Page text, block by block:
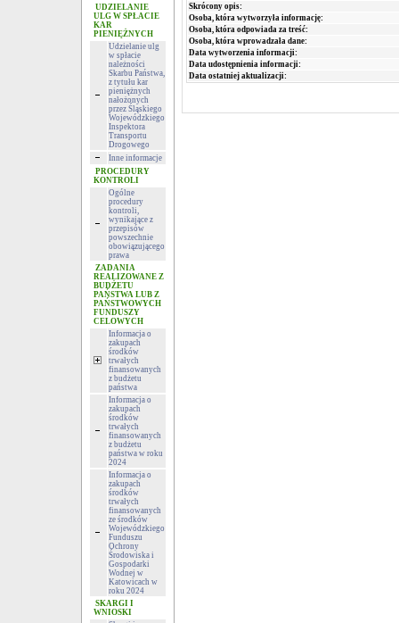
UDZIELANIE
ULG W SPŁACIE
KAR
PIENIĘŻNYCH
Udzielanie ulg
w spłacie
należności
Skarbu Państwa,
z tytułu kar
pieniężnych
nałożonych
przez Śląskiego
Wojewódzkiego
Inspektora
Transportu
Drogowego
Inne informacje
PROCEDURY
KONTROLI
Ogólne
procedury
kontroli,
wynikające z
przepisów
powszechnie
obowiązującego
prawa
ZADANIA
REALIZOWANE Z
BUDŻETU
PAŃSTWA LUB Z
PAŃSTWOWYCH
FUNDUSZY
CELOWYCH
Informacja o
zakupach
środków
trwałych
finansowanych
z budżetu
państwa
Informacja o
zakupach
środków
trwałych
finansowanych
z budżetu
państwa w roku
2024
Informacja o
zakupach
środków
trwałych
finansowanych
ze środków
Wojewódzkiego
Funduszu
Ochrony
Środowiska i
Gospodarki
Wodnej w
Katowicach w
roku 2024
SKARGI I
WNIOSKI
Skrócony opis:
Osoba, która wytworzyła informację:
Osoba, która odpowiada za treść:
Osoba, która wprowadzała dane:
Data wytworzenia informacji:
Data udostępnienia informacji:
Data ostatniej aktualizacji: